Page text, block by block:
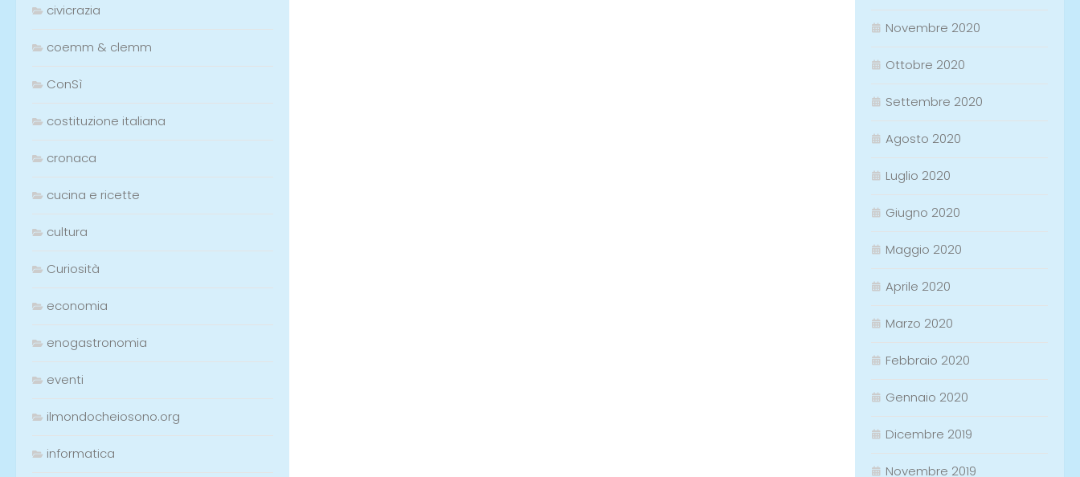
civicrazia
coemm & clemm
ConSì
costituzione italiana
cronaca
cucina e ricette
cultura
Curiosità
economia
enogastronomia
eventi
ilmondocheiosono.org
informatica
Novembre 2020
Ottobre 2020
Settembre 2020
Agosto 2020
Luglio 2020
Giugno 2020
Maggio 2020
Aprile 2020
Marzo 2020
Febbraio 2020
Gennaio 2020
Dicembre 2019
Novembre 2019